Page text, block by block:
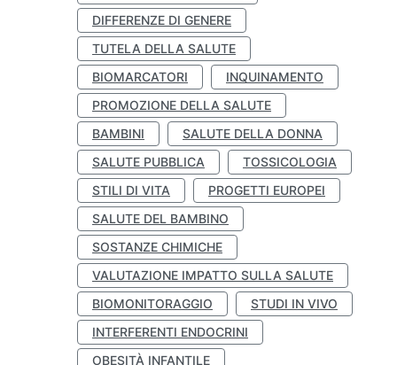
DIFFERENZE DI GENERE
TUTELA DELLA SALUTE
BIOMARCATORI
INQUINAMENTO
PROMOZIONE DELLA SALUTE
BAMBINI
SALUTE DELLA DONNA
SALUTE PUBBLICA
TOSSICOLOGIA
STILI DI VITA
PROGETTI EUROPEI
SALUTE DEL BAMBINO
SOSTANZE CHIMICHE
VALUTAZIONE IMPATTO SULLA SALUTE
BIOMONITORAGGIO
STUDI IN VIVO
INTERFERENTI ENDOCRINI
OBESITÀ INFANTILE